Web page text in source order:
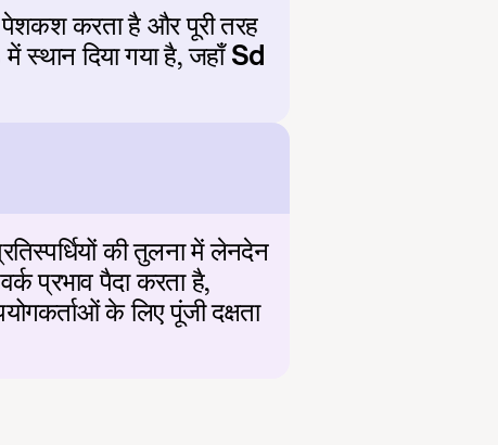
करता है और पूरी तरह
स्थान दिया गया है, जहाँ Sd
की तुलना में लेनदेन
प्रभाव पैदा करता है,
के लिए पूंजी दक्षता